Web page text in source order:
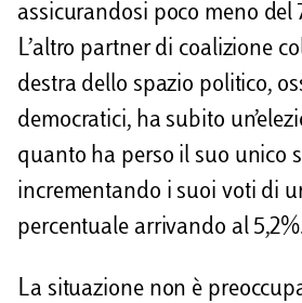
assicurandosi poco meno del
L’altro partner di coalizione
destra dello spazio politico,
democratici, ha subito
quanto ha perso il suo unico
incrementando i suoi voti di
percentuale arrivando al
La situazione non è